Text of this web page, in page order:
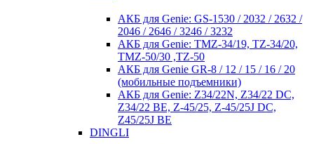
АКБ для Genie: GS-1530 / 2032 / 2632 /
2046 / 2646 / 3246 / 3232
АКБ для Genie: TMZ-34/19, TZ-34/20,
TMZ-50/30 ,TZ-50
АКБ для Genie GR-8 / 12 / 15 / 16 / 20
(мобильные подъемники)
АКБ для Genie: Z34/22N, Z34/22 DC,
Z34/22 BE, Z-45/25, Z-45/25J DC,
Z45/25J BE
DINGLI